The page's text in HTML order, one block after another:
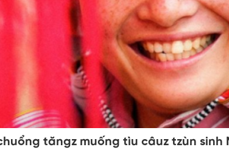
tăngz muống tìu câuz tzùn sinh